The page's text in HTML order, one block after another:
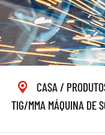
CASA/
TIG/MMA MÁQUINA DE